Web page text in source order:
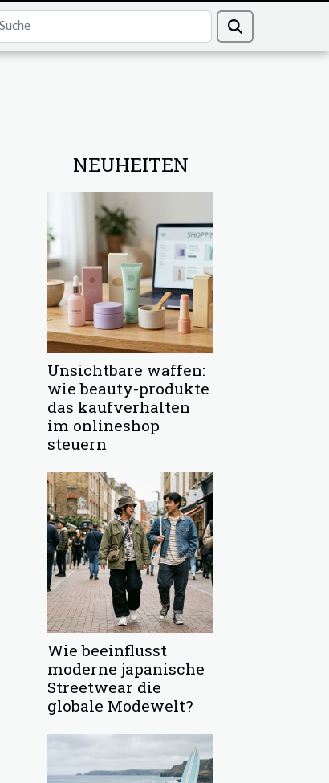
NEUHEITEN
Unsichtbare waffen:
wie beauty-produkte
das kaufverhalten
im onlineshop
steuern
Wie beeinflusst
moderne japanische
Streetwear die
globale Modewelt?